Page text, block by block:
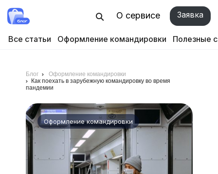
О сервисе Заявка
Все статьи Оформление командировки Полезные
Блог
Оформление командировки
Как поехать в зарубежную командировку во время
пандемии
Оформление командировки